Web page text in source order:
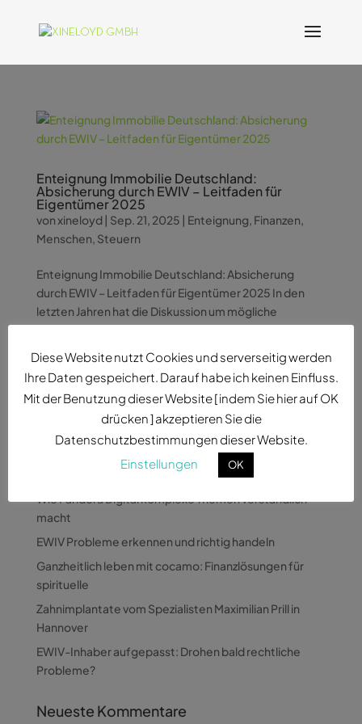
Enteignung Immobilie Deutschland:
Absicherung durch EWIV – Leitfaden für
Eigentümer 2025
vonxineloyd| Sep. 21, 2025 | Enteignung, Finanzen,
Menschen, Steuern
Enteignung Immobilie Deutschland: Absicherung
durch EWIV – Leitfaden für Eigentümer 2025 In den
letzten Jahren hat die Diskussion um mögliche
Enteignungen von Immobilien in Deutschland für große
Experten für...
Neueste Beiträge
Wie Pandora Digital komplexe Themen verständlich
macht
EWIV Probleme erkennen und richtig handeln
Ganzheitlich leben mit cocamo: Finanzlösungen für
spirituelle
Zahnimplantate vom Spezialisten Maximilian Prill in
Hannover
EWIV-Inhaber aufgepasst: Drohen bald rechtliche
Probleme?
Neueste Kommentare
Diese Website nutzt Cookies und serverseitig werden
Ihre Daten gespeichert. Darauf habe ich keinen Einfluss.
Mit der Benutzung dieser Website [ indem Sie hier auf OK
drücken ] akzeptieren Sie die
Datenschutzbestimmungen dieser Website.
Einstellungen
OK